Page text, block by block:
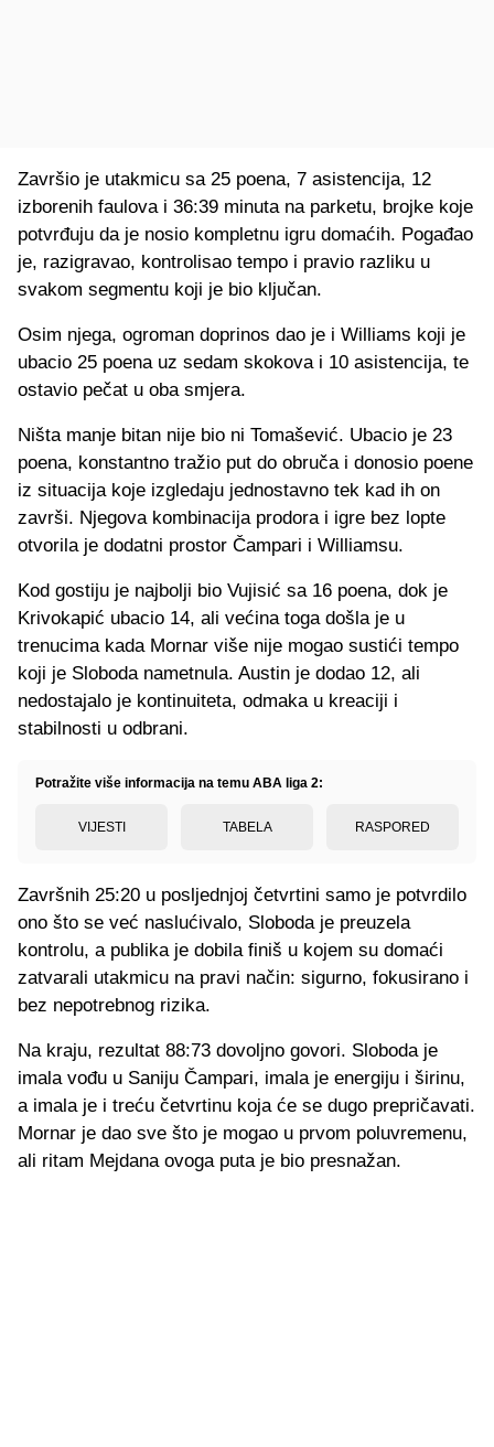
Završio je utakmicu sa 25 poena, 7 asistencija, 12
izborenih faulova i 36:39 minuta na parketu, brojke koje
potvrđuju da je nosio kompletnu igru domaćih. Pogađao
je, razigravao, kontrolisao tempo i pravio razliku u
svakom segmentu koji je bio ključan.
Osim njega, ogroman doprinos dao je i Williams koji je
ubacio 25 poena uz sedam skokova i 10 asistencija, te
ostavio pečat u oba smjera.
Ništa manje bitan nije bio ni Tomašević. Ubacio je 23
poena, konstantno tražio put do obruča i donosio poene
iz situacija koje izgledaju jednostavno tek kad ih on
završi. Njegova kombinacija prodora i igre bez lopte
otvorila je dodatni prostor Čampari i Williamsu.
Kod gostiju je najbolji bio Vujisić sa 16 poena, dok je
Krivokapić ubacio 14, ali većina toga došla je u
trenucima kada Mornar više nije mogao sustići tempo
koji je Sloboda nametnula. Austin je dodao 12, ali
nedostajalo je kontinuiteta, odmaka u kreaciji i
stabilnosti u odbrani.
Potražite više informacija na temu ABA liga 2:
VIJESTI TABELA RASPORED
Završnih 25:20 u posljednjoj četvrtini samo je potvrdilo
ono što se već naslućivalo, Sloboda je preuzela
kontrolu, a publika je dobila finiš u kojem su domaći
zatvarali utakmicu na pravi način: sigurno, fokusirano i
bez nepotrebnog rizika.
Na kraju, rezultat 88:73 dovoljno govori. Sloboda je
imala vođu u Saniju Čampari, imala je energiju i širinu,
a imala je i treću četvrtinu koja će se dugo prepričavati.
Mornar je dao sve što je mogao u prvom poluvremenu,
ali ritam Mejdana ovoga puta je bio presnažan.